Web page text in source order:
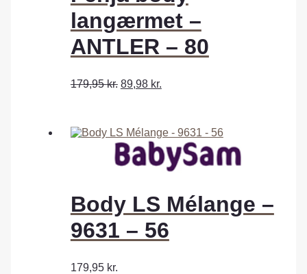
langærmet –
ANTLER – 80
179,95kr. 89,98 kr.
Body LS Mélange –
9631 – 56
179,95 kr.